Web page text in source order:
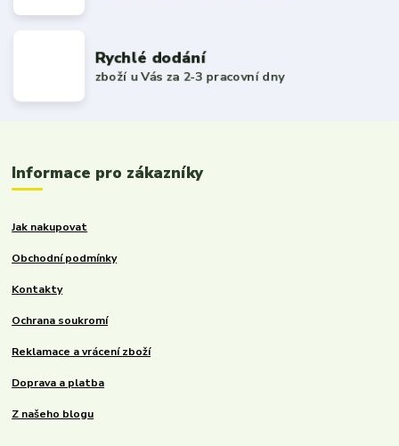
Rychlé dodání
zboží u Vás za 2-3 pracovní dny
Informace pro zákazníky
Jak nakupovat
Obchodní podmínky
Kontakty
Ochrana soukromí
Reklamace a vrácení zboží
Doprava a platba
Z našeho blogu